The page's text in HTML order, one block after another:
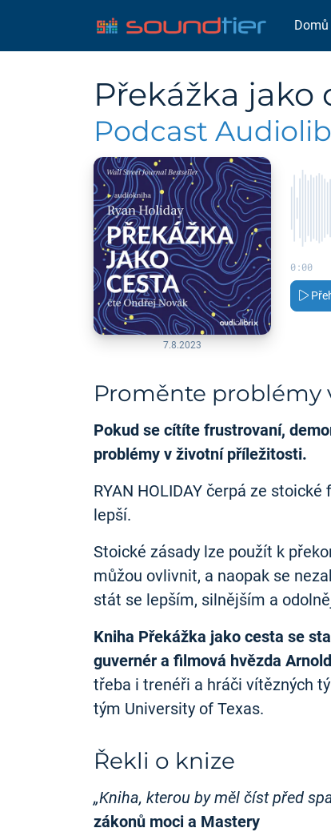
Domů
Překážka jako
Podcast
7.8.2023
0:00
Proměnte problémy
Pokud se cítíte frustrovaní,
problémy v životní příležitosti.
RYAN HOLIDAY čerpá ze
lepší.
Stoické zásady lze použít k
můžou ovlivnit, a naopak se
stát se lepším, silnějším a
Kniha Překážka jako cesta se
guvernér a filmová hvězda
třeba i trenéři a hráči vítězných
tým University of Texas.
Řekli o knize
„Kniha, kterou by měl číst před
zákonů moci a Mastery